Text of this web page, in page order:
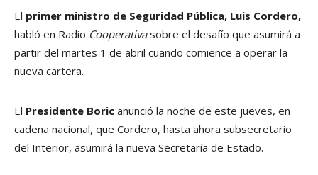
El primer ministro de Seguridad Pública, Luis Cordero,
habló en Radio Cooperativasobre el desafío que asumirá a
partir del martes 1 de abril cuando comience a operar la
nueva cartera.
El Presidente Boric anunció la noche de este jueves, en
cadena nacional, que Cordero, hasta ahora subsecretario
del Interior, asumirá la nueva Secretaría de Estado.